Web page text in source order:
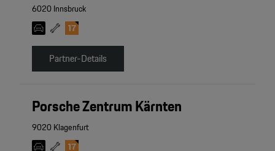
6020 Innsbruck
Partner-Details
Porsche Zentrum Kärnten
9020 Klagenfurt